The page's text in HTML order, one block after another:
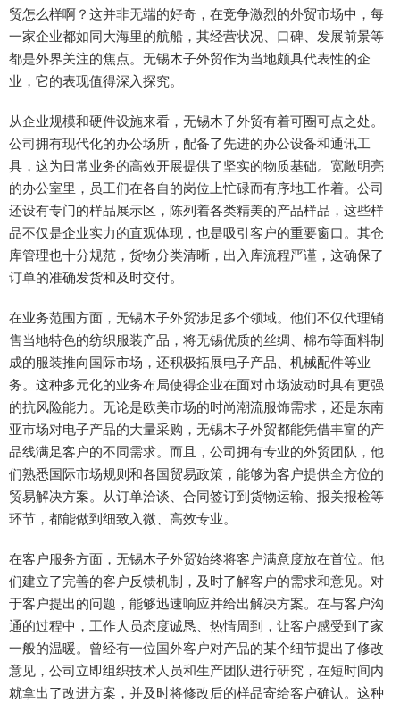
贸怎么样啊？这并非无端的好奇，在竞争激烈的外贸市场中，每
一家企业都如同大海里的航船，其经营状况、口碑、发展前景等
都是外界关注的焦点。无锡木子外贸作为当地颇具代表性的企
业，它的表现值得深入探究。
从企业规模和硬件设施来看，无锡木子外贸有着可圈可点之处。
公司拥有现代化的办公场所，配备了先进的办公设备和通讯工
具，这为日常业务的高效开展提供了坚实的物质基础。宽敞明亮
的办公室里，员工们在各自的岗位上忙碌而有序地工作着。公司
还设有专门的样品展示区，陈列着各类精美的产品样品，这些样
品不仅是企业实力的直观体现，也是吸引客户的重要窗口。其仓
库管理也十分规范，货物分类清晰，出入库流程严谨，这确保了
订单的准确发货和及时交付。
在业务范围方面，无锡木子外贸涉足多个领域。他们不仅代理销
售当地特色的纺织服装产品，将无锡优质的丝绸、棉布等面料制
成的服装推向国际市场，还积极拓展电子产品、机械配件等业
务。这种多元化的业务布局使得企业在面对市场波动时具有更强
的抗风险能力。无论是欧美市场的时尚潮流服饰需求，还是东南
亚市场对电子产品的大量采购，无锡木子外贸都能凭借丰富的产
品线满足客户的不同需求。而且，公司拥有专业的外贸团队，他
们熟悉国际市场规则和各国贸易政策，能够为客户提供全方位的
贸易解决方案。从订单洽谈、合同签订到货物运输、报关报检等
环节，都能做到细致入微、高效专业。
在客户服务方面，无锡木子外贸始终将客户满意度放在首位。他
们建立了完善的客户反馈机制，及时了解客户的需求和意见。对
于客户提出的问题，能够迅速响应并给出解决方案。在与客户沟
通的过程中，工作人员态度诚恳、热情周到，让客户感受到了家
一般的温暖。曾经有一位国外客户对产品的某个细节提出了修改
意见，公司立即组织技术人员和生产团队进行研究，在短时间内
就拿出了改进方案，并及时将修改后的样品寄给客户确认。这种